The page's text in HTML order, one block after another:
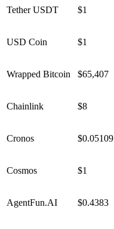
Tether USDT $1
USD Coin $1
Wrapped Bitcoin $65,407
Chainlink $8
Cronos $0.05109
Cosmos $1
AgentFun​.AI $0.4383